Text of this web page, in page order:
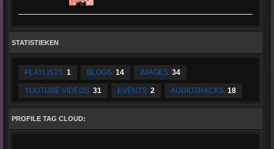
STATISTIEKEN
PLAYLISTS: 1 BLOGS: 14 IMAGES: 34
YOUTUBE VIDEOS: 31 EVENTS: 2 AUDIOTRACKS: 18
PROFILE TAG CLOUD: